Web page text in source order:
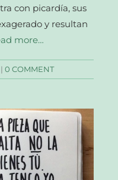
con picardía, sus
y resultan
more…
|0 COMMENT